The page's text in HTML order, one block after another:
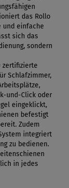
das Rollo
und einfache
sich das
sondern
zertifizierte
Schlafzimmer,
und-Click oder
eingeklickt,
befestigt
Zudem
integriert
zu bedienen.
in jedes